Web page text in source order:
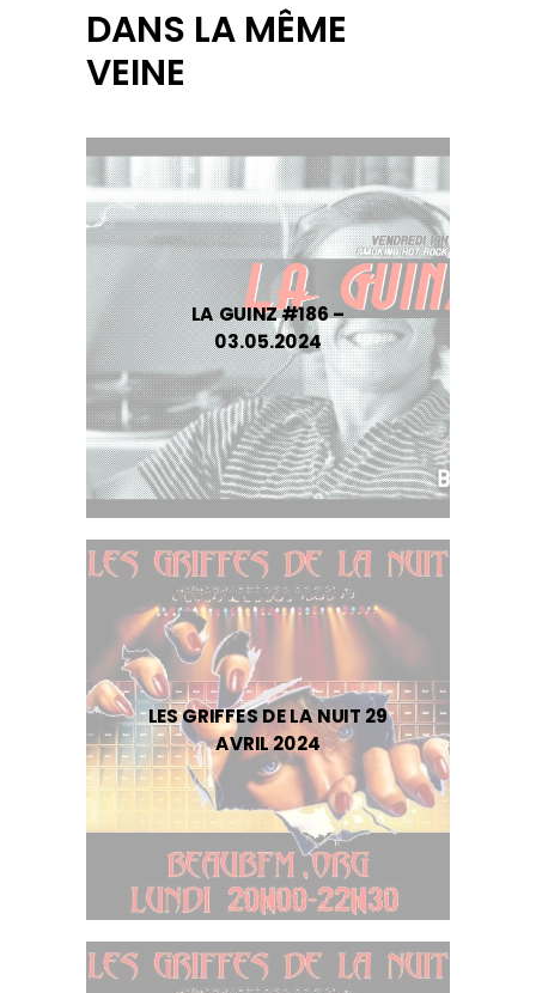
DANS LA MÊME
VEINE
LA GUINZ #186 –
03.05.2024
LES GRIFFES DE LA NUIT 29
AVRIL 2024